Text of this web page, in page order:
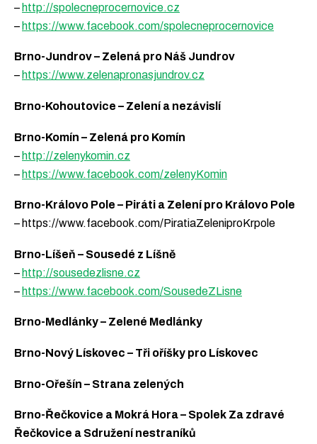
– http://spolecneprocernovice.cz
– https://www.facebook.com/spolecneprocernovice
Brno-Jundrov – Zelená pro Náš Jundrov
– https://www.zelenapronasjundrov.cz
Brno-Kohoutovice – Zelení a nezávislí
Brno-Komín – Zelená pro Komín
– http://zelenykomin.cz
– https://www.facebook.com/zelenyKomin
Brno-Královo Pole – Piráti a Zelení pro Královo Pole
– https://www.facebook.com/PiratiaZeleniproKrpole
Brno-Líšeň – Sousedé z Líšně
– http://sousedezlisne.cz
– https://www.facebook.com/SousedeZLisne
Brno-Medlánky – Zelené Medlánky
Brno-Nový Lískovec – Tři oříšky pro Lískovec
Brno-Ořešín – Strana zelených
Brno-Řečkovice a Mokrá Hora – Spolek Za zdravé
Řečkovice a Sdružení nestraníků